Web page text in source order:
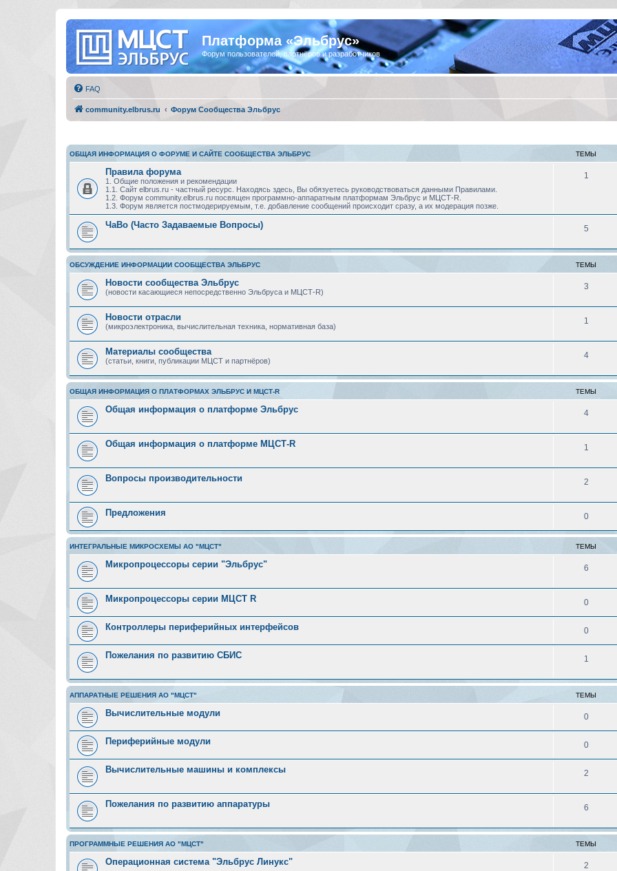
Платформа «Эльбрус»
Форум пользователей, партнёров и разработчиков
FAQ
community.elbrus.ru Форум Сообщества Эльбрус
ОБЩАЯ ИНФОРМАЦИЯ О ФОРУМЕ И САЙТЕ СООБЩЕСТВА ЭЛЬБРУС ТЕМЫ
Правила форума
1. Общие положения и рекомендации
1.1. Сайт elbrus.ru - частный ресурс. Находясь здесь, Вы обязуетесь руководствоваться данными Правилами.
1.2. Форум community.elbrus.ru посвящен программно-аппаратным платформам Эльбрус и МЦСТ-R.
1.3. Форум является постмодерируемым, т.е. добавление сообщений происходит сразу, а их модерация позже.
1
ЧаВо (Часто Задаваемые Вопросы) 5
ОБСУЖДЕНИЕ ИНФОРМАЦИИ СООБЩЕСТВА ЭЛЬБРУС ТЕМЫ
Новости сообщества Эльбрус
(новости касающиеся непосредственно Эльбруса и МЦСТ-R)
3
Новости отрасли
(микроэлектроника, вычислительная техника, нормативная база)
1
Материалы сообщества
(статьи, книги, публикации МЦСТ и партнёров)
4
ОБЩАЯ ИНФОРМАЦИЯ О ПЛАТФОРМАХ ЭЛЬБРУС И МЦСТ-R ТЕМЫ
Общая информация о платформе Эльбрус 4
Общая информация о платформе МЦСТ-R 1
Вопросы производительности 2
Предложения 0
ИНТЕГРАЛЬНЫЕ МИКРОСХЕМЫ АО "МЦСТ" ТЕМЫ
Микропроцессоры серии "Эльбрус" 6
Микропроцессоры серии МЦСТ R 0
Контроллеры периферийных интерфейсов 0
Пожелания по развитию СБИС 1
АППАРАТНЫЕ РЕШЕНИЯ АО "МЦСТ" ТЕМЫ
Вычислительные модули 0
Периферийные модули 0
Вычислительные машины и комплексы 2
Пожелания по развитию аппаратуры 6
ПРОГРАММНЫЕ РЕШЕНИЯ АО "МЦСТ" ТЕМЫ
Операционная система "Эльбрус Линукс" 2